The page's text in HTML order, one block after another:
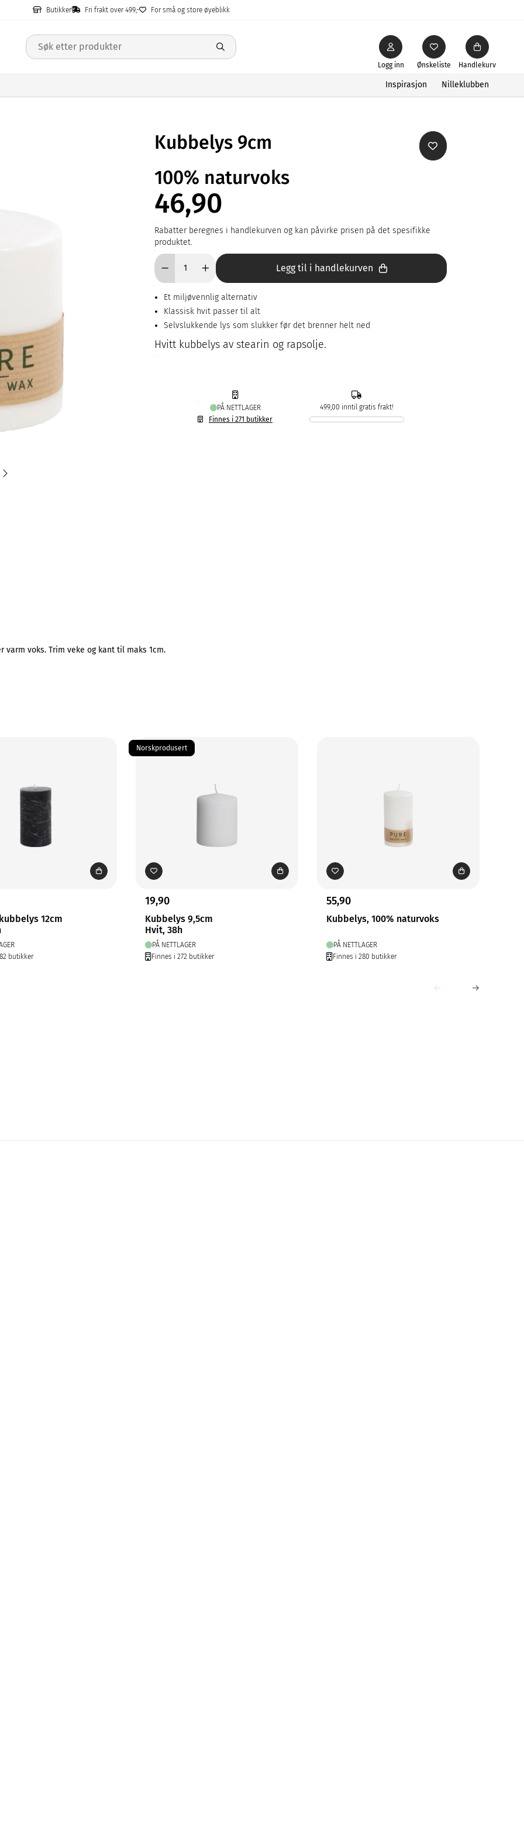
Butikker Fri frakt over 499,- For små og store øyeblikk
Ønskeliste
Logg inn Handlekurv
Inspirasjon Nilleklubben
Kubbelys 9cm
100% naturvoks
46,90
Rabatter beregnes i handlekurven og kan påvirke prisen på det spesifikke
produktet.
Legg til i handlekurven
Et miljøvennlig alternativ
Klassisk hvit passer til alt
Selvslukkende lys som slukker før det brenner helt ned
Hvitt kubbelys av stearin og rapsolje.
PÅ NETTLAGER
Finnes i 271 butikker
499,00 inntil gratis frakt!
voks. Trim veke og kant til maks 1cm.
12cm
butikker
Norskprodusert
19,90
Kubbelys 9,5cm
Hvit, 38h
PÅ NETTLAGER
Finnes i 272 butikker
55,90
Kubbelys, 100% naturvoks
PÅ NETTLAGER
Finnes i 280 butikker